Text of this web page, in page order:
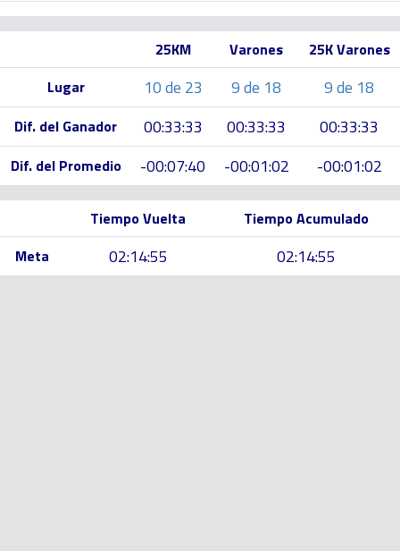
25KM Varones
25K Varones
Lugar
10 de 23 9 de 18 9 de 18
Dif. del Ganador 00:33:33 00:33:33 00:33:33
Dif. del Promedio -00:07:40 -00:01:02 -00:01:02
Tiempo Vuelta
Tiempo Acumulado
Meta
02:14:55 02:14:55